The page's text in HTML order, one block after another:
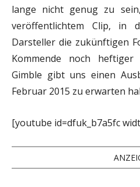
lange nicht genug zu
veröffentlichtem Clip, in
Darsteller die zukünftigen
Kommende noch
Gimble gibt uns einen
Februar 2015 zu erwarten
[youtube id=dfuk_b7a5fc